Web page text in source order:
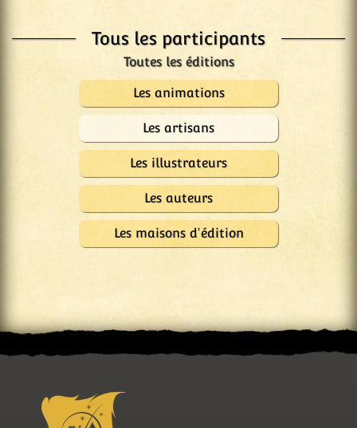
Tous les participants
Les animations
Les artisans
Les illustrateurs
Les auteurs
Les maisons d'édition